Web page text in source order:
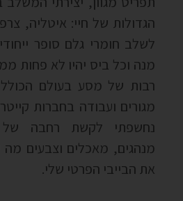
הגדולות של חיי: איטליה,
לשלב חומרי גלם סופר
מנה וכל ביס יהיו לא פחות
רבות של מסע בעולם הכולל
מגורים ועבודה בחברות
נחשפתי לקשת רחבה של
מנהגים, מאכלים וצבעים
את הבייבי הפרטי שלי.